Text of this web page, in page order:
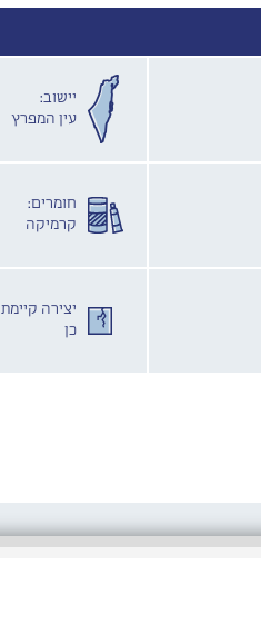
יישוב:
עין המפרץ
חומרים:
קרמיקה
יצירה קיימת
כן